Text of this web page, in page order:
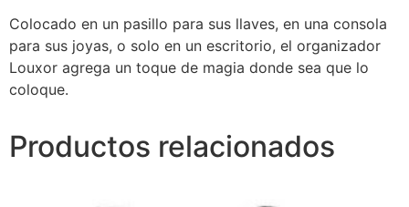
Colocado en un pasillo para sus llaves, en una consola
para sus joyas, o solo en un escritorio, el organizador
Louxor agrega un toque de magia donde sea que lo
coloque.
Productos relacionados